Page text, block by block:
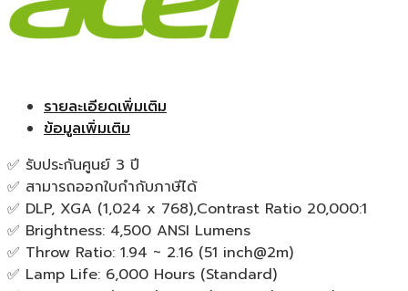
รายละเอียดเพิ่มเติม
ข้อมูลเพิ่มเติม
✅ รับประกันศูนย์ 3 ปี
✅ สามารถออกใบกำกับภาษีได้
✅ DLP, XGA (1,024 x 768),Contrast Ratio 20,000:1
✅ Brightness: 4,500 ANSI Lumens
✅ Throw Ratio: 1.94 ~ 2.16 (51 inch@2m)
✅ Lamp Life: 6,000 Hours (Standard)